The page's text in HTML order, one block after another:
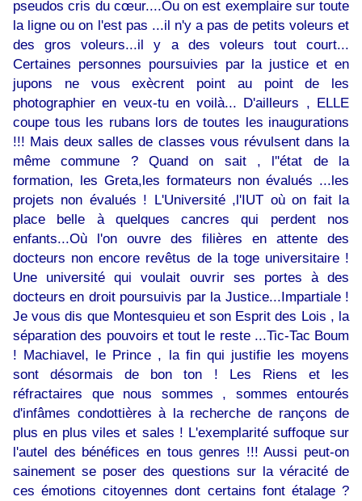
pseudos cris du cœur....Ou on est exemplaire sur toute
la ligne ou on l'est pas ...il n'y a pas de petits voleurs et
des gros voleurs...il y a des voleurs tout court...
Certaines personnes poursuivies par la justice et en
jupons ne vous exècrent point au point de les
photographier en veux-tu en voilà... D'ailleurs , ELLE
coupe tous les rubans lors de toutes les inaugurations
!!! Mais deux salles de classes vous révulsent dans la
même commune ? Quand on sait , l''état de la
formation, les Greta,les formateurs non évalués ...les
projets non évalués ! L'Université ,l'IUT où on fait la
place belle à quelques cancres qui perdent nos
enfants...Où l'on ouvre des filières en attente des
docteurs non encore revêtus de la toge universitaire !
Une université qui voulait ouvrir ses portes à des
docteurs en droit poursuivis par la Justice...Impartiale !
Je vous dis que Montesquieu et son Esprit des Lois , la
séparation des pouvoirs et tout le reste ...Tic-Tac Boum
! Machiavel, le Prince , la fin qui justifie les moyens
sont désormais de bon ton ! Les Riens et les
réfractaires que nous sommes , sommes entourés
d'infâmes condottières à la recherche de rançons de
plus en plus viles et sales ! L'exemplarité suffoque sur
l'autel des bénéfices en tous genres !!! Aussi peut-on
sainement se poser des questions sur la véracité de
ces émotions citoyennes dont certains font étalage ?